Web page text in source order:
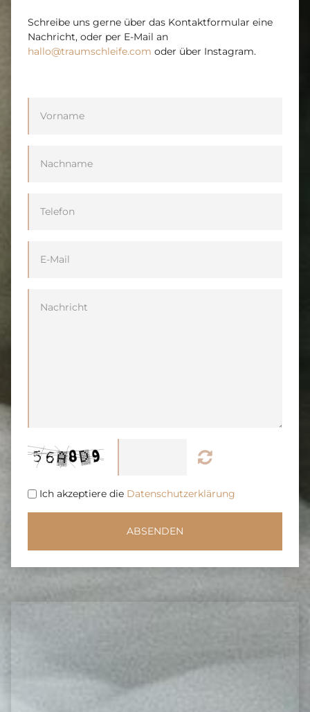
Schreibe uns gerne über das Kontaktformular eine
Nachricht, oder per E-Mail an
hallo@traumschleife.com oder über Instagram.
Ich akzeptiere die Datenschutzerklärung
ABSENDEN